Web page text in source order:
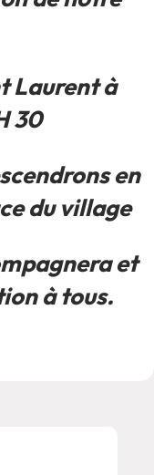
Laurent à
30
en
du village
et
à tous.